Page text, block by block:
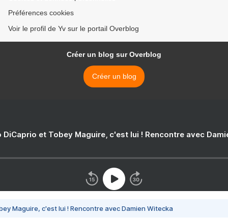
Préférences cookies
Voir le profil de Yv sur le portail Overblog
Créer un blog sur Overblog
Créer un blog
DiCaprio et Tobey Maguire, c'est lui ! Rencontre avec
Maguire, c'est lui ! Rencontre avec Damien Witecka